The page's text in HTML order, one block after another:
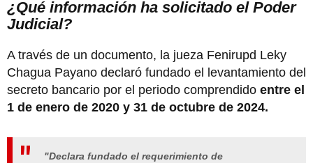
¿Qué información ha solicitado el Poder
Judicial?
A través de un documento, la jueza Fenirupd Leky
Chagua Payano declaró fundado el levantamiento del
secreto bancario por el periodo comprendido entre el
1 de enero de 2020 y 31 de octubre de 2024.
"Declara fundado el requerimiento de